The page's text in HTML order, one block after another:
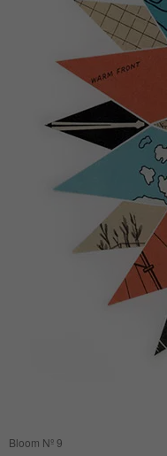
Bloom Nº 9